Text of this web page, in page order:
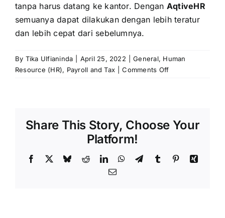
tanpa harus datang ke kantor. Dengan AqtiveHR
semuanya dapat dilakukan dengan lebih teratur
dan lebih cepat dari sebelumnya.
By Tika Ulfianinda April 25, 2022 General, Human
Resource (HR), Payroll and Tax Comments Offon
Share This Story, Choose Your
Platform!
Facebook BlueskyRedditLinkedInWhatsApp
TelegramTumblr PinterestXing
Email